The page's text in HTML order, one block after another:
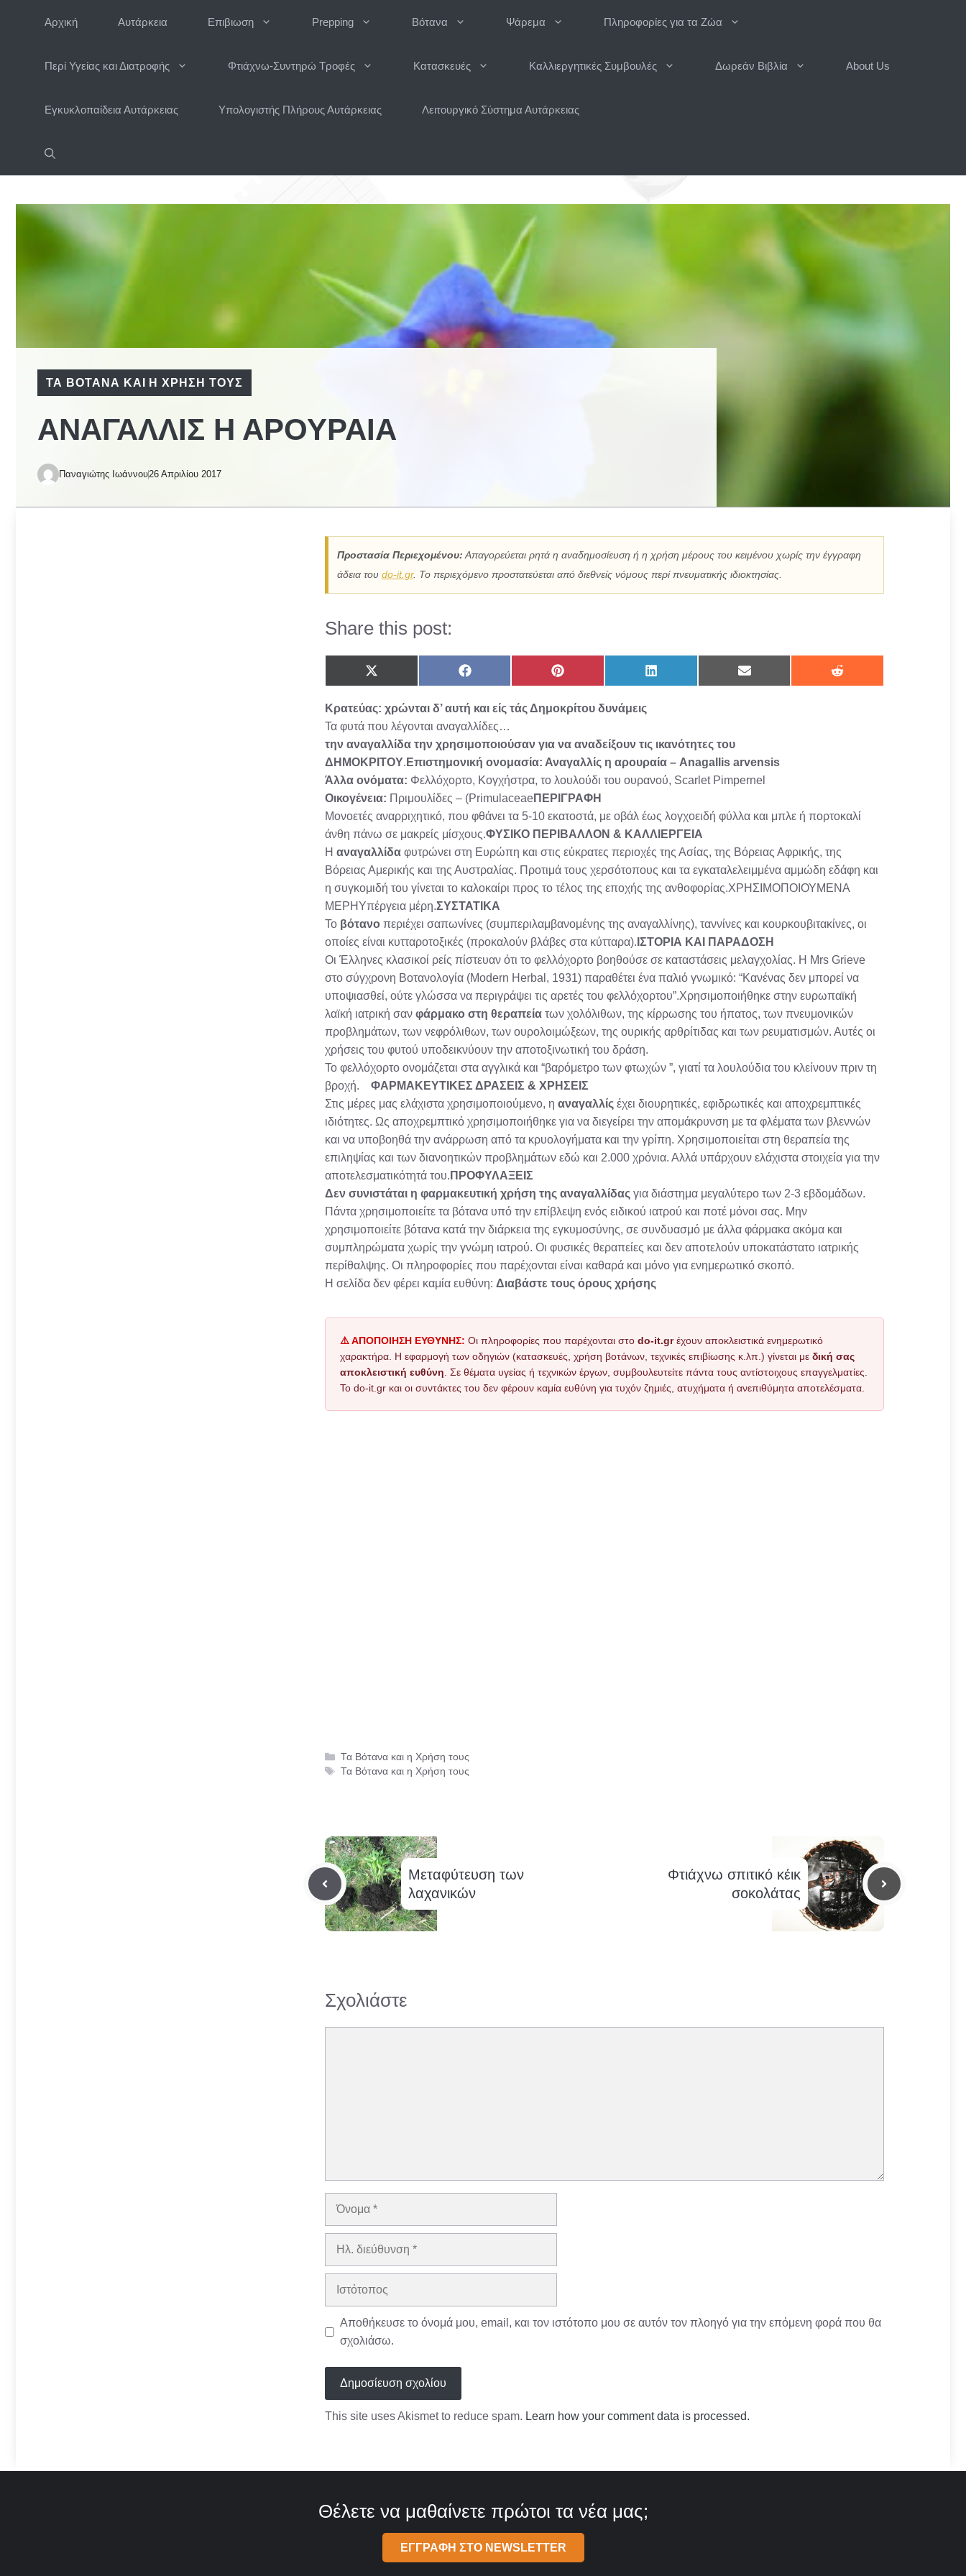
Αρχική Αυτάρκεια Επιβιωση Prepping Βότανα Ψάρεμα Πληροφορίες για τα Ζώα
Περί Υγείας και Διατροφής Φτιάχνω-Συντηρώ Τροφές Κατασκευές Καλλιεργητικές Συμβουλές Δωρεάν Βιβλία About Us
Εγκυκλοπαίδεια Αυτάρκειας Υπολογιστής Πλήρους Αυτάρκειας Λειτουργικό Σύστημα Αυτάρκειας
ΤΑ ΒΌΤΑΝΑ ΚΑΙ Η ΧΡΉΣΗ ΤΟΥΣ
ΑΝΑΓΑΛΛΊΣ Η ΑΡΟΥΡΑΊΑ
Παναγιώτης Ιωάννου26 Απριλίου 2017
Προστασία Περιεχομένου: Απαγορεύεται ρητά η αναδημοσίευση ή η χρήση μέρους του κειμένου χωρίς την έγγραφη
άδεια του do-it.gr. Το περιεχόμενο προστατεύεται από διεθνείς νόμους περί πνευματικής ιδιοκτησίας.
Share this post:
Share
on
(Twitter)
Share
on
Share
on
Share
on
Share
on
Share
on
Κρατεύας: χρώνται δ’ αυτή και είς τάς Δημοκρίτου δυνάμεις
Τα φυτά που λέγονται αναγαλλίδες…
την αναγαλλίδα την χρησιμοποιούσαν για να αναδείξουν τις ικανότητες του
ΔΗΜΟΚΡΙΤΟΥ. Επιστημονική ονομασία: Αναγαλλίς η αρουραία – Anagallis arvensis
Άλλα ονόματα: Φελλόχορτο, Κογχήστρα, το λουλούδι του ουρανού, Scarlet Pimpernel
Οικογένεια: Πριμουλίδες – (PrimulaceaeΠΕΡΙΓΡΑΦΗ
Μονοετές αναρριχητικό, που φθάνει τα 5-10 εκατοστά, με οβάλ έως λογχοειδή φύλλα και μπλε ή πορτοκαλί
άνθη πάνω σε μακρείς μίσχους.ΦΥΣΙΚΟ ΠΕΡΙΒΑΛΛΟΝ & ΚΑΛΛΙΕΡΓΕΙΑ
Η αναγαλλίδα φυτρώνει στη Ευρώπη και στις εύκρατες περιοχές της Ασίας, της Βόρειας Αφρικής, της
Βόρειας Αμερικής και της Αυστραλίας. Προτιμά τους χερσότοπους και τα εγκαταλελειμμένα αμμώδη εδάφη και
η συγκομιδή του γίνεται το καλοκαίρι προς το τέλος της εποχής της ανθοφορίας.ΧΡΗΣΙΜΟΠΟΙΟΥΜΕΝΑ
ΜΕΡΗΥπέργεια μέρη.ΣΥΣΤΑΤΙΚΑ
Το βότανο περιέχει σαπωνίνες (συμπεριλαμβανομένης της αναγαλλίνης), ταννίνες και κουρκουβιτακίνες, οι
οποίες είναι κυτταροτοξικές (προκαλούν βλάβες στα κύτταρα). ΙΣΤΟΡΙΑ ΚΑΙ ΠΑΡΑΔΟΣΗ
Οι Έλληνες κλασικοί ρείς πίστευαν ότι το φελλόχορτο βοηθούσε σε καταστάσεις μελαγχολίας. Η Mrs Grieve
στο σύγχρονη Βοτανολογία (Modern Herbal, 1931) παραθέτει ένα παλιό γνωμικό: “Κανένας δεν μπορεί να
υποψιασθεί, ούτε γλώσσα να περιγράψει τις αρετές του φελλόχορτου”.Χρησιμοποιήθηκε στην ευρωπαϊκή
λαϊκή ιατρική σαν φάρμακο στη θεραπεία των χολόλιθων, της κίρρωσης του ήπατος, των πνευμονικών
προβλημάτων, των νεφρόλιθων, των ουρολοιμώξεων, της ουρικής αρθρίτιδας και των ρευματισμών. Αυτές οι
χρήσεις του φυτού υποδεικνύουν την αποτοξινωτική του δράση.
Το φελλόχορτο ονομάζεται στα αγγλικά και “βαρόμετρο των φτωχών ”, γιατί τα λουλούδια του κλείνουν πριν τη
βροχή. ΦΑΡΜΑΚΕΥΤΙΚΕΣ ΔΡΑΣΕΙΣ & ΧΡΗΣΕΙΣ
Στις μέρες μας ελάχιστα χρησιμοποιούμενο, η αναγαλλίς έχει διουρητικές, εφιδρωτικές και αποχρεμπτικές
ιδιότητες. Ως αποχρεμπτικό χρησιμοποιήθηκε για να διεγείρει την απομάκρυνση με τα φλέματα των βλεννών
και να υποβοηθά την ανάρρωση από τα κρυολογήματα και την γρίπη. Χρησιμοποιείται στη θεραπεία της
επιληψίας και των διανοητικών προβλημάτων εδώ και 2.000 χρόνια. Αλλά υπάρχουν ελάχιστα στοιχεία για την
αποτελεσματικότητά του. ΠΡΟΦΥΛΑΞΕΙΣ
Δεν συνιστάται η φαρμακευτική χρήση της αναγαλλίδας για διάστημα μεγαλύτερο των 2-3 εβδομάδων.
Πάντα χρησιμοποιείτε τα βότανα υπό την επίβλεψη ενός ειδικού ιατρού και ποτέ μόνοι σας. Μην
χρησιμοποιείτε βότανα κατά την διάρκεια της εγκυμοσύνης, σε συνδυασμό με άλλα φάρμακα ακόμα και
συμπληρώματα χωρίς την γνώμη ιατρού. Οι φυσικές θεραπείες και δεν αποτελούν υποκατάστατο ιατρικής
περίθαλψης. Οι πληροφορίες που παρέχονται είναι καθαρά και μόνο για ενημερωτικό σκοπό.
Η σελίδα δεν φέρει καμία ευθύνη: Διαβάστε τους όρους χρήσης
⚠️ ΑΠΟΠΟΙΗΣΗ ΕΥΘΥΝΗΣ: Οι πληροφορίες που παρέχονται στο do-it.grέχουν αποκλειστικά ενημερωτικό
χαρακτήρα. Η εφαρμογή των οδηγιών (κατασκευές, χρήση βοτάνων, τεχνικές επιβίωσης κ.λπ.) γίνεται με δική σας
αποκλειστική ευθύνη . Σε θέματα υγείας ή τεχνικών έργων, συμβουλευτείτε πάντα τους αντίστοιχους επαγγελματίες.
Το do-it.gr και οι συντάκτες του δεν φέρουν καμία ευθύνη για τυχόν ζημιές, ατυχήματα ή ανεπιθύμητα αποτελέσματα.
Κατηγορίες
Τα Βότανα και η Χρήση τους
Ετικέτες
Τα Βότανα και η Χρήση τους
Μεταφύτευση των
λαχανικών
Φτιάχνω σπιτικό κέικ
σοκολάτας
Σχολιάστε
Όνομα
Ηλ.
Ιστότοπος
Αποθήκευσε το όνομά μου, email, και τον ιστότοπο μου σε αυτόν τον πλοηγό για την επόμενη φορά που θα
σχολιάσω.
This site uses Akismet to reduce spam. Learn how your comment data is processed.
Θέλετε να μαθαίνετε πρώτοι τα νέα μας;
ΕΓΓΡΑΦΗ ΣΤΟ NEWSLETTER